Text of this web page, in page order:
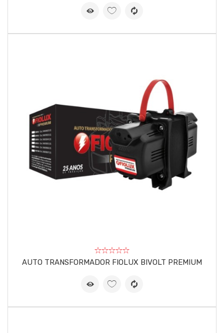
AUTO TRANSFORMADOR FIOLUX BIVOLT PREMIUM